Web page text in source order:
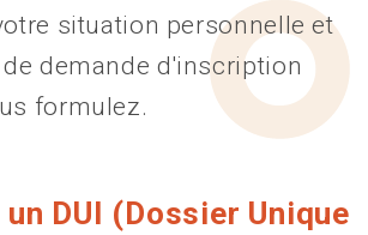
situation personnelle et
demande d'inscription
formulez.
DUI (Dossier Unique